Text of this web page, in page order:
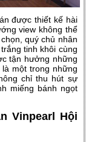
được thiết kế hài
view không thể
quý chủ nhân
tinh khôi cùng
tận hưởng những
một trong những
chỉ thu hút sự
miếng bánh ngọt
Vinpearl Hội